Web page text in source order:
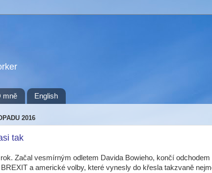
mně English
2016
tak
Začal vesmírným odletem Davida Bowieho, končí odchodem
a americké volby, které vynesly do křesla takzvaně